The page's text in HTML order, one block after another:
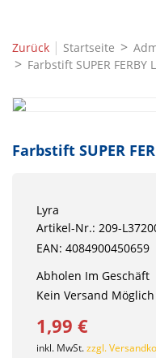
Zurück | Startseite
Farbstift SUPER FERBY
Farbstift SUPER
Lyra
Artikel-Nr.: 209-
EAN: 4084900450659
Abholen Im Geschäft
Kein Versand Möglich
1,99 €
inkl. MwSt.zzgl.